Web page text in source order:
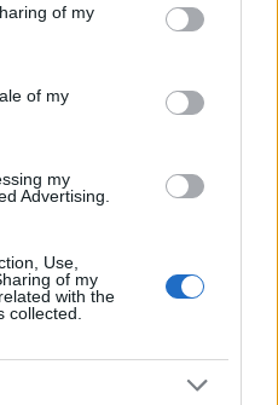
behaviour. You may click to
and its third-party tags to
purposes in below Google
of my
of my
my
Advertising.
Use,
of my
with the
collected.